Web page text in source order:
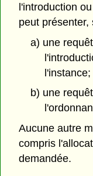
l'introduction
peut présenter,
a) une
l'instance;
b) une
Aucune autre
compris
demandée.